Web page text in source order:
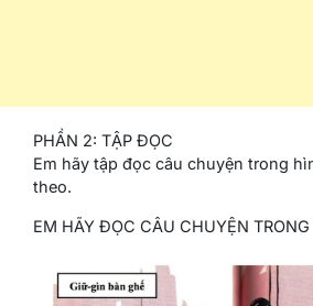
PHẦN 2: TẬP ĐỌC
Em hãy tập đọc câu chuyện trong
theo.
EM HÃY ĐỌC CÂU CHUYỆN